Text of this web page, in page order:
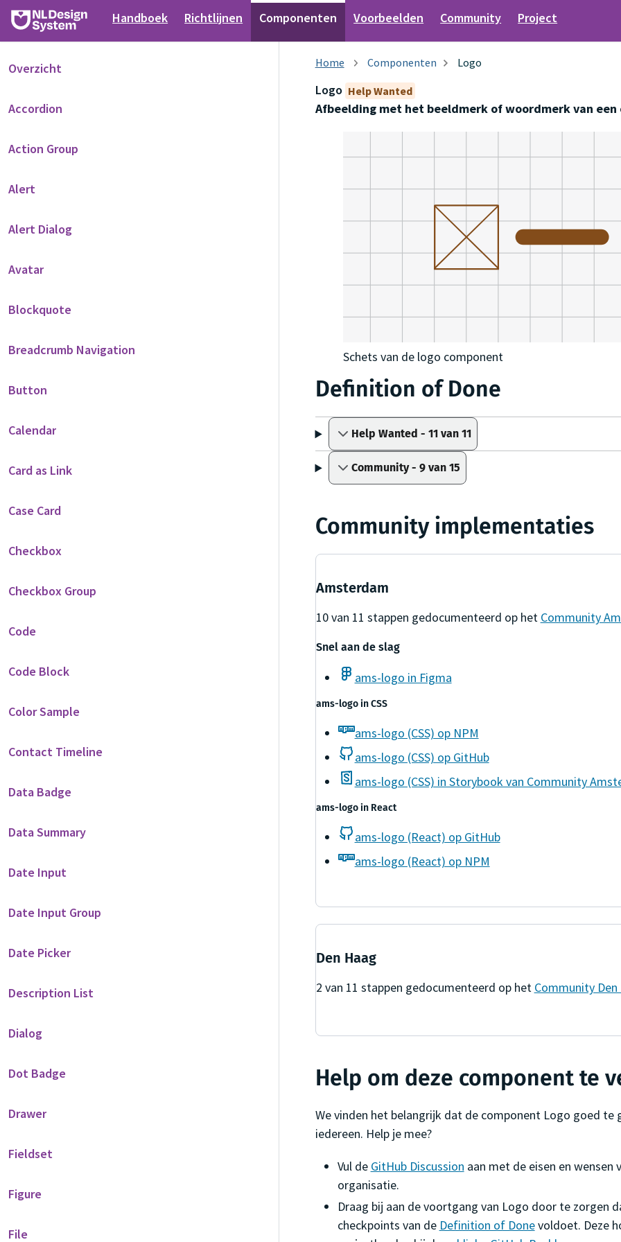
Handboek Richtlijnen Componenten Voorbeelden Community Project
Overzicht
Accordion
Action Group
Alert
Alert Dialog
Avatar
Blockquote
Breadcrumb Navigation
Button
Calendar
Card as Link
Case Card
Checkbox
Checkbox Group
Code
Code Block
Color Sample
Contact Timeline
Data Badge
Data Summary
Date Input
Date Input Group
Date Picker
Description List
Dialog
Dot Badge
Drawer
Fieldset
Figure
File
Componenten Logo
Logo Help Wanted
Afbeelding met het beeldmerk of woordmerk van
Schets van de logo component
Definition of Done
Help Wanted - 11 van 11
Community - 9 van 15
Community implementaties
Amsterdam
10van 11 stappen gedocumenteerd op het Community
Snel aan de slag
ams-logo in Figma
ams-logoinCSS
ams-logo (CSS) op NPM
ams-logo (CSS) op GitHub
ams-logo (CSS) in Storybook van Community
ams-logoin React
ams-logo (React) op GitHub
ams-logo (React) op NPM
Den Haag
2 van 11 stappen gedocumenteerd op het Community Den
Help om deze component te
We vinden het belangrijk dat de component Logo goed te
iedereen. Help je mee?
Vul de GitHub Discussion aan met de eisen en
organisatie.
Draag bij aan de voortgang van Logo door te zorgen
checkpoints van de Definition of Donevoldoet. Deze